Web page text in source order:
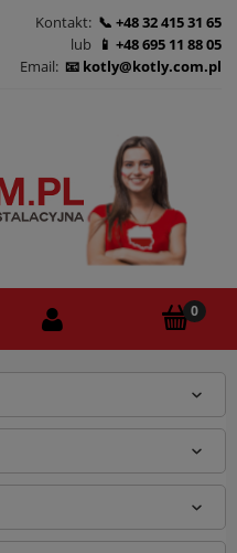
Kontakt:
+48 32 415 31 65
lub
+48 695 11 88 05
Email:
kotly@kotly.com.pl